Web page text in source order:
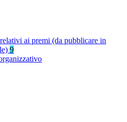
ai premi (da pubblicare in
9